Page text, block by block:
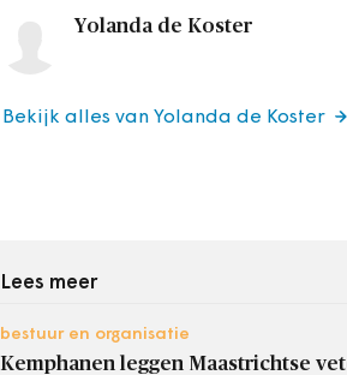
Yolanda de Koster
Bekijk alles van Yolanda de Koster
Lees meer
bestuur en organisatie
Kemphanen leggen Maastrichtse